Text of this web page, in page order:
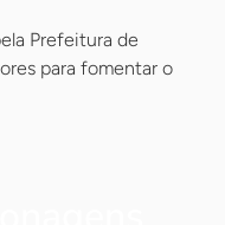
Prefeitura de
para fomentar o